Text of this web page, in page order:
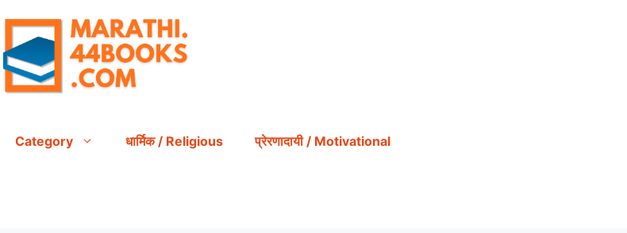
Category धार्मिक / Religious प्रेरणादायी / Motivational